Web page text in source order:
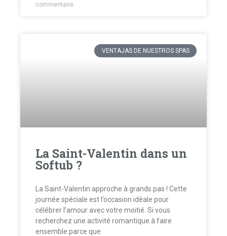
commentaire
VENTAJAS DE NUESTROS SPAS
La Saint-Valentin dans un
Softub ?
La Saint-Valentin approche à grands pas ! Cette
journée spéciale est l’occasion idéale pour
célébrer l’amour avec votre moitié. Si vous
recherchez une activité romantique à faire
ensemble parce que